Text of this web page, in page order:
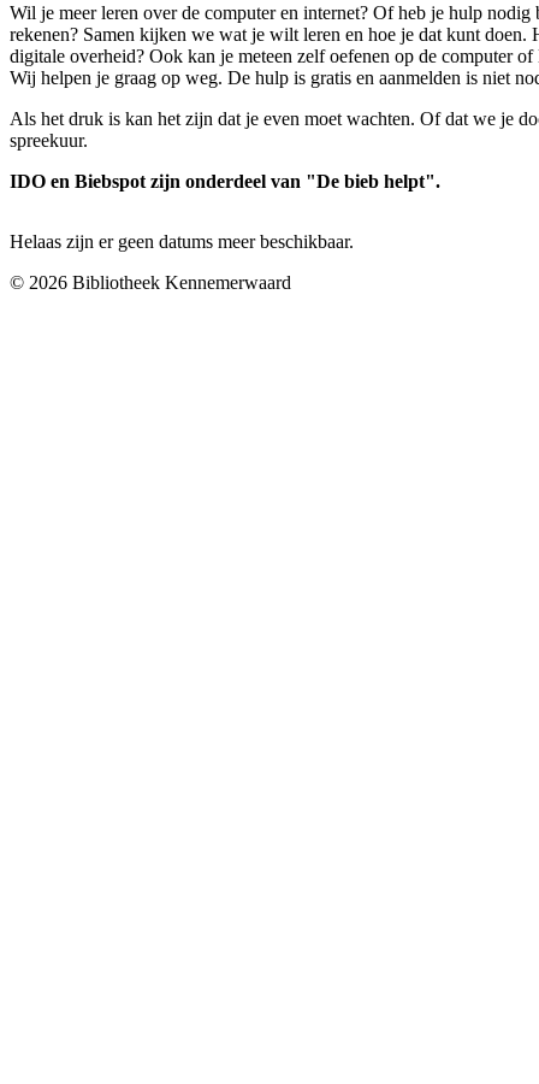
Wil je meer leren over de computer en internet? Of heb je hulp
rekenen? Samen kijken we wat je wilt leren en hoe je dat kunt
digitale overheid? Ook kan je meteen zelf oefenen op de computer of
Wij helpen je graag op weg. De hulp is gratis en aanmelden is niet
Als het druk is kan het zijn dat je even moet wachten. Of dat we je
spreekuur.
IDO en Biebspot zijn onderdeel van "De bieb helpt".
Helaas zijn er geen datums meer beschikbaar.
© 2026 Bibliotheek Kennemerwaard